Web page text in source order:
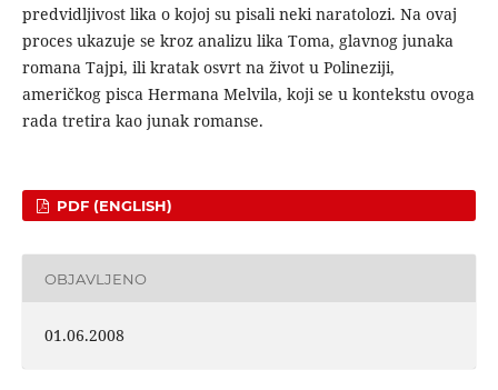
predvidljivost lika o kojoj su pisali neki naratolozi. Na ovaj
proces ukazuje se kroz analizu lika Toma, glavnog junaka
romana Tajpi, ili kratak osvrt na život u Polineziji,
američkog pisca Hermana Melvila, koji se u kontekstu ovoga
rada tretira kao junak romanse.
PDF (ENGLISH)
OBJAVLJENO
01.06.2008